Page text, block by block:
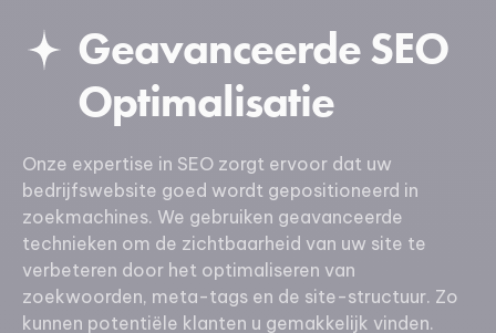
Geavanceerde SEO
Optimalisatie
Onze expertise in SEO zorgt ervoor dat uw
bedrijfswebsite goed wordt gepositioneerd in
zoekmachines. We gebruiken geavanceerde
technieken om de zichtbaarheid van uw site te
verbeteren door het optimaliseren van
zoekwoorden, meta-tags en de site-structuur. Zo
kunnen potentiële klanten u gemakkelijk vinden.